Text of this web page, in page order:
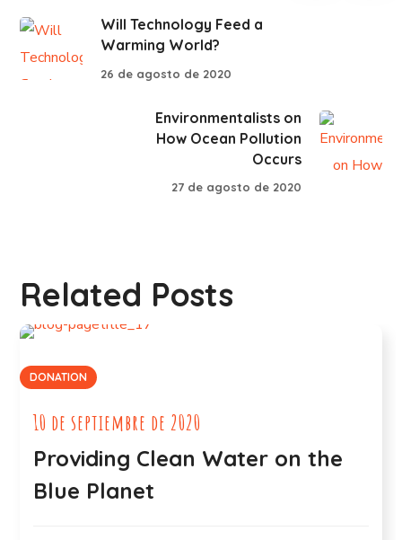
Will Technology Feed a
Warming World?
26 de agosto de 2020
Environmentalists on
How Ocean Pollution
Occurs
27 de agosto de 2020
Related Posts
DONATION
10 de septiembre de 2020
Providing Clean Water on the
Blue Planet